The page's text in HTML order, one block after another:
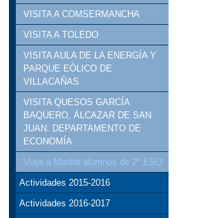
VISITA A COMSERMANCHA
VISITA A TOLEDO
VISITA AULA DE LA ENERGÍA Y
PARQUE EÓLICO DE
VILLACAÑAS
VISITA QUESOS GARCÍA
BAQUERO, ÁLCAZAR DE SAN
JUAN. DEPARTAMENTO DE
ECONOMÍA
Viaje a Madrid alumnos de 2º ESO
Actividades 2015-2016
Actividades 2016-2017